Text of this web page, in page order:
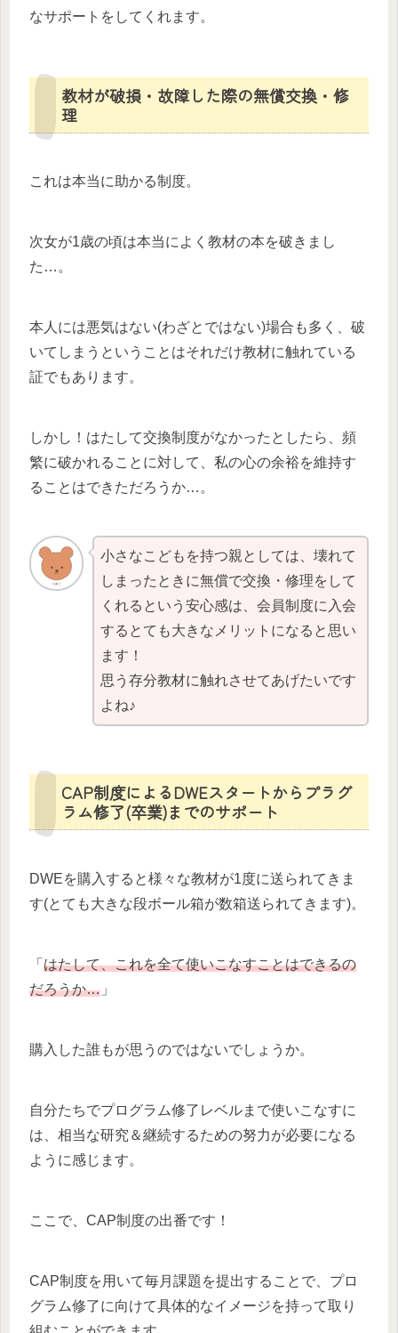
なサポートをしてくれます。
教材が破損・故障した際の無償交換・修
理
これは本当に助かる制度。
次女が1歳の頃は本当によく教材の本を破きまし
た…。
本人には悪気はない(わざとではない)場合も多く、破
いてしまうということはそれだけ教材に触れている
証でもあります。
しかし！はたして交換制度がなかったとしたら、頻
繁に破かれることに対して、私の心の余裕を維持す
ることはできただろうか…。
小さなこどもを持つ親としては、壊れて
しまったときに無償で交換・修理をして
くれるという安心感は、会員制度に入会
するとても大きなメリットになると思い
ます！
思う存分教材に触れさせてあげたいです
よね♪
CAP制度によるDWEスタートからプラグ
ラム修了(卒業)までのサポート
DWEを購入すると様々な教材が1度に送られてきま
す(とても大きな段ボール箱が数箱送られてきます)。
「 はたして、これを全て使いこなすことはできるの
だろうか… 」
購入した誰もが思うのではないでしょうか。
自分たちでプログラム修了レベルまで使いこなすに
は、相当な研究＆継続するための努力が必要になる
ように感じます。
ここで、CAP制度の出番です！
CAP制度を用いて毎月課題を提出することで、プロ
グラム修了に向けて具体的なイメージを持って取り